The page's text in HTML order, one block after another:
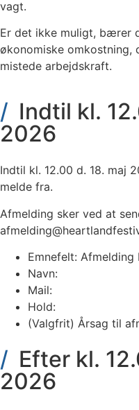
vagt.
Er det ikke muligt, bærer
økonomiske omkostning,
mistede arbejdskraft.
Indtil kl.
2026
Indtil kl. 12.00 d. 18. maj
melde fra.
Afmelding sker ved at
Emnefelt: Afmelding
Navn:
Mail:
Hold:
(Valgfrit) Årsag til
Efter kl.
2026